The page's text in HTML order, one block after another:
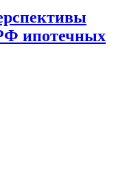
ипотечных